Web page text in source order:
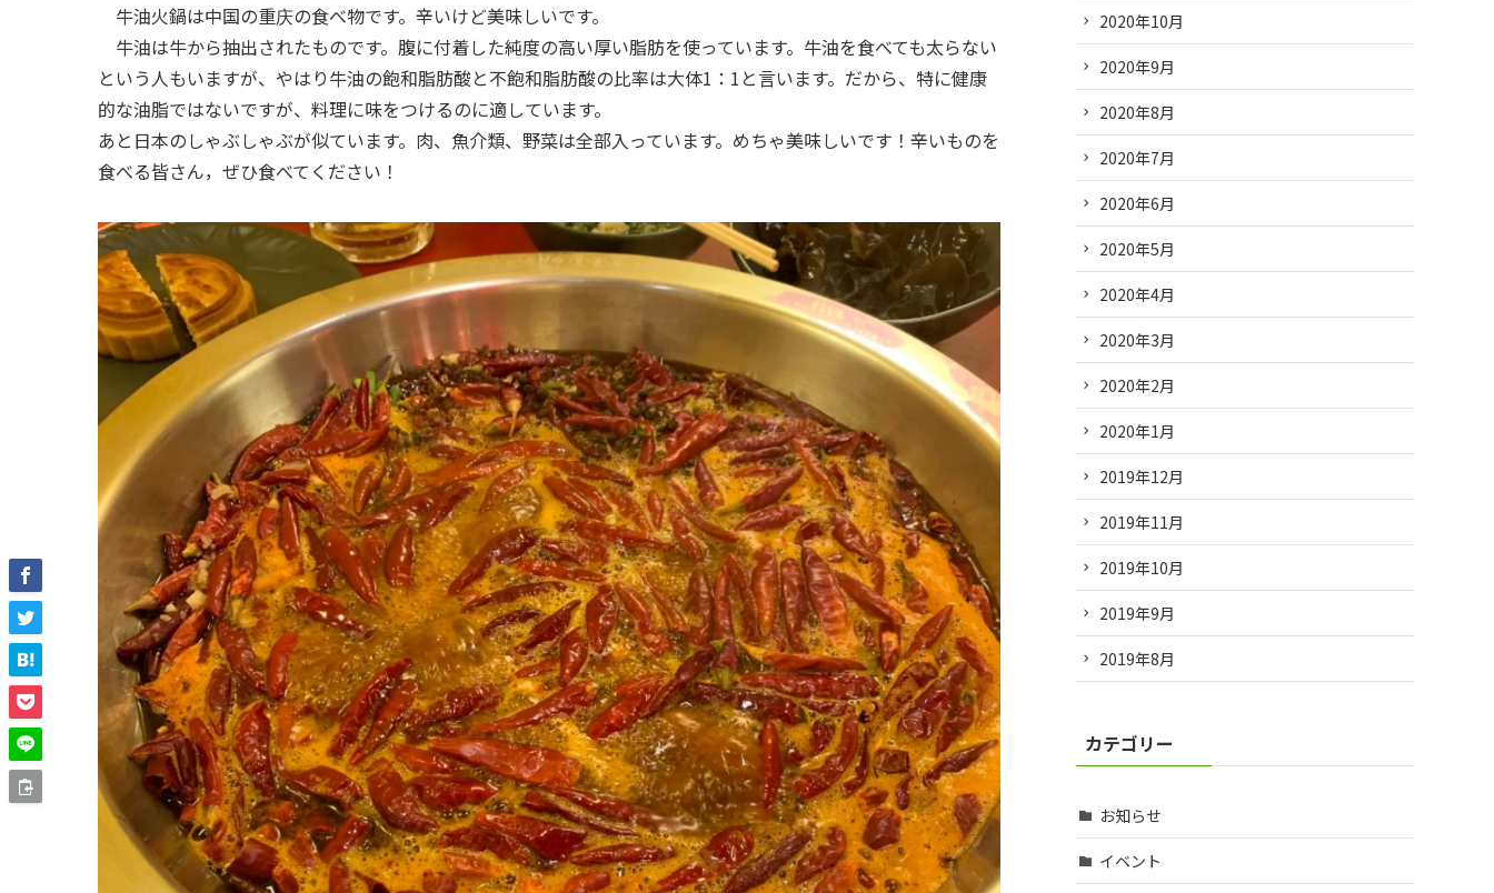
牛油火鍋は中国の重庆の食べ物です。辛いけど美味しいです。
牛油は牛から抽出されたものです。腹に付着した純度の高い厚い脂肪を使っています。牛油を食べても太らない
という人もいますが、やはり牛油の飽和脂肪酸と不飽和脂肪酸の比率は大体1：1と言います。だから、特に健康
的な油脂ではないですが、料理に味をつけるのに適しています。
あと日本のしゃぶしゃぶが似ています。肉、魚介類、野菜は全部入っています。めちゃ美味しいです！辛いものを
食べる皆さん，ぜひ食べてください！
2020年10月
2020年9月
2020年8月
2020年7月
2020年6月
2020年5月
2020年4月
2020年3月
2020年2月
2020年1月
2019年12月
2019年11月
2019年10月
2019年9月
2019年8月
カテゴリー
お知らせ
イベント